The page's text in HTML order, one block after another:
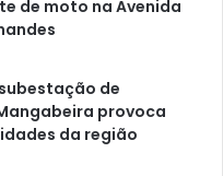
de moto na Avenida
de
provoca
da região